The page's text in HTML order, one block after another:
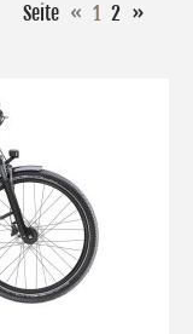
Seite « 1 2 »